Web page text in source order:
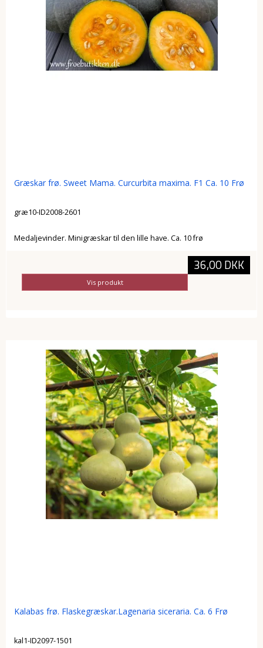
Græskar frø. Sweet Mama. Curcurbita maxima. F1 Ca. 10 Frø
græ10-ID2008-2601
Medaljevinder. Minigræskar til den lille have. Ca. 10 frø
36,00 DKK
Vis produkt
Kalabas frø. Flaskegræskar.Lagenaria siceraria. Ca. 6 Frø
kal1-ID2097-1501